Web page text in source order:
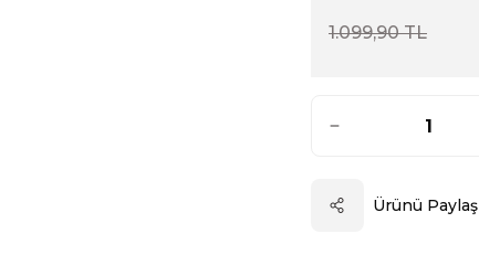
1.099,90 TL
Ürünü Paylaş